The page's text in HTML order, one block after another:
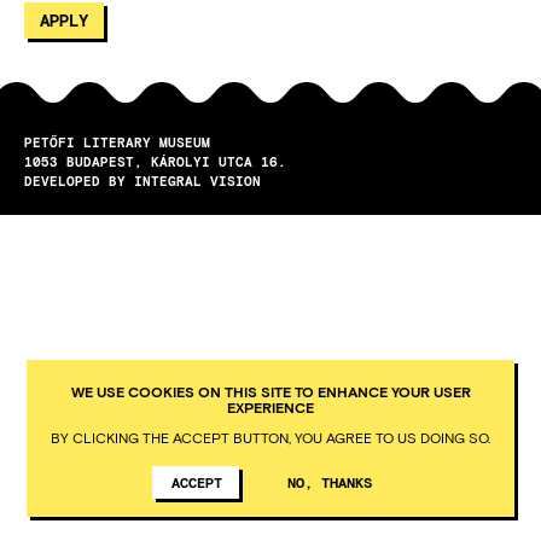
PETŐFI LITERARY MUSEUM
1053
BUDAPEST
KÁROLYI UTCA 16.
DEVELOPED BY INTEGRAL VISION
WE USE COOKIES ON THIS SITE TO ENHANCE YOUR USER
EXPERIENCE
BY CLICKING THE ACCEPT BUTTON, YOU AGREE TO US DOING SO.
ACCEPT NO, THANKS